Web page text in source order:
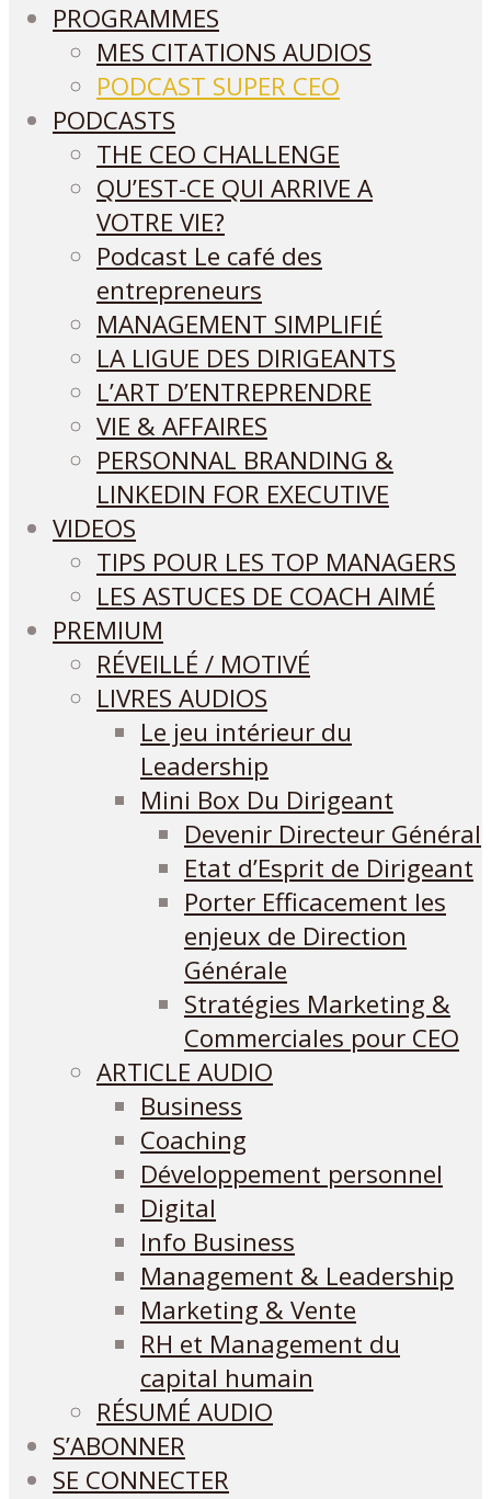
PROGRAMMES
MES CITATIONS AUDIOS
PODCAST SUPER CEO
PODCASTS
THE CEO CHALLENGE
QU’EST-CE QUI ARRIVE A
VOTRE VIE?
Podcast Le café des
entrepreneurs
MANAGEMENT SIMPLIFIÉ
LA LIGUE DES DIRIGEANTS
L’ART D’ENTREPRENDRE
VIE & AFFAIRES
PERSONNAL BRANDING &
LINKEDIN FOR EXECUTIVE
VIDEOS
TIPS POUR LES TOP MANAGERS
LES ASTUCES DE COACH AIMÉ
PREMIUM
RÉVEILLÉ / MOTIVÉ
LIVRES AUDIOS
Le jeu intérieur du
Leadership
Mini Box Du Dirigeant
Devenir Directeur Général
Etat d’Esprit de Dirigeant
Porter Efficacement les
enjeux de Direction
Générale
Stratégies Marketing &
Commerciales pour CEO
ARTICLE AUDIO
Business
Coaching
Développement personnel
Digital
Info Business
Management & Leadership
Marketing & Vente
RH et Management du
capital humain
RÉSUMÉ AUDIO
S’ABONNER
SE CONNECTER